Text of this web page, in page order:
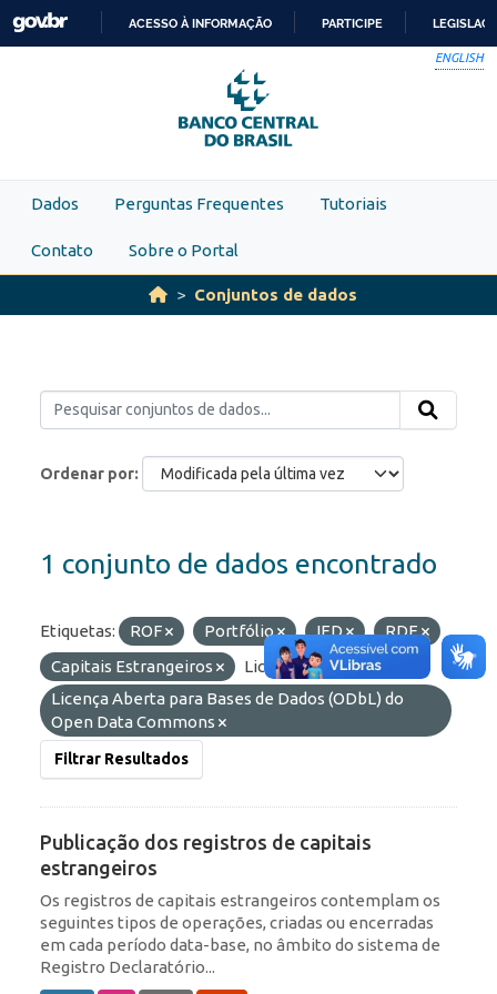
Skip to main content
PARA
O
CONTEÚDO
ACESSO À INFORMAÇÃO PARTICIPE
ENGLISH
Dados Perguntas Frequentes Tutoriais
Contato Sobre o Portal
Conjuntos de dados
Ordenar por
1 conjunto de dados encontrado
Etiquetas: ROF Portfólio IED
RDE
Capitais Estrangeiros
Licenças:
Licença Aberta para Bases de Dados (ODbL) do
Open Data Commons
Filtrar Resultados
Publicação dos registros de capitais
estrangeiros
Os registros de capitais estrangeiros contemplam os
seguintes tipos de operações, criadas ou encerradas
em cada período data-base, no âmbito do sistema de
Registro Declaratório...